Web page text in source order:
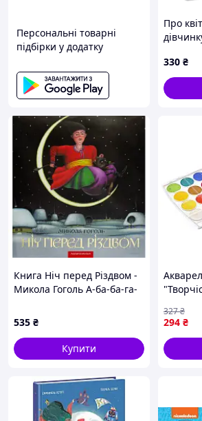
Персональні товарні
підбірки у додатку
Про
330 ₴
Книга Ніч перед Різдвом -
Микола Гоголь А-ба-ба-га-
535 ₴
Купити
294 ₴
327₴